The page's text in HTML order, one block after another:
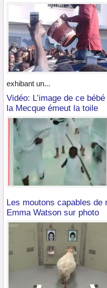
exhibant un...
Vidéo: L’image de ce
la Mecque émeut la toile
Les moutons capables
Emma Watson sur photo